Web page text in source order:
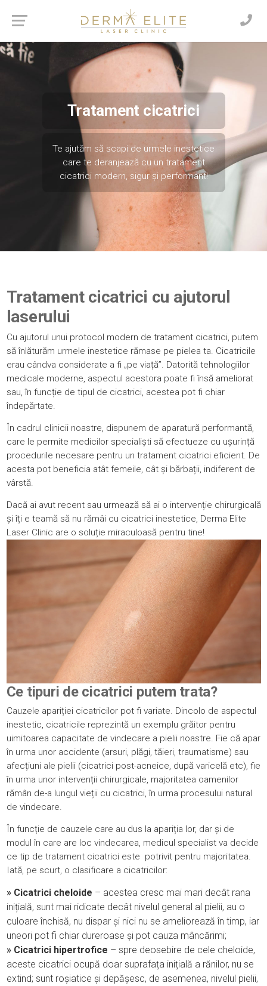
Tratament cicatrici
Te ajutăm să scapi de urmele inestetice
care te deranjează cu un tratament
cicatrici modern, sigur și performant!
Tratament cicatrici cu ajutorul
laserului
Cu ajutorul unui protocol modern de tratament cicatrici, putem
să înlăturăm urmele inestetice rămase pe pielea ta. Cicatricile
erau cândva considerate a fi „pe viață”. Datorită tehnologiilor
medicale moderne, aspectul acestora poate fi însă ameliorat
sau, în funcție de tipul de cicatrici, acestea pot fi chiar
îndepărtate.
În cadrul clinicii noastre, dispunem de aparatură performantă,
care le permite medicilor specialiști să efectueze cu ușurință
procedurile necesare pentru un tratament cicatrici eficient. De
acesta pot beneficia atât femeile, cât și bărbații, indiferent de
vârstă.
Dacă ai avut recent sau urmează să ai o intervenție chirurgicală
și îți e teamă să nu rămâi cu cicatrici inestetice, Derma Elite
Laser Clinic are o soluție miraculoasă pentru tine!
Ce tipuri de cicatrici putem trata?
Cauzele apariției cicatricilor pot fi variate. Dincolo de aspectul
inestetic, cicatricile reprezintă un exemplu grăitor pentru
uimitoarea capacitate de vindecare a pielii noastre. Fie că apar
în urma unor accidente (arsuri, plăgi, tăieri, traumatisme) sau
afecțiuni ale pielii (cicatrici post-acneice, după varicelă etc), fie
în urma unor intervenții chirurgicale, majoritatea oamenilor
rămân de-a lungul vieții cu cicatrici, în urma procesului natural
de vindecare.
În funcție de cauzele care au dus la apariția lor, dar și de
modul în care are loc vindecarea, medicul specialist va decide
ce tip de tratament cicatrici este potrivit pentru majoritatea.
Iată, pe scurt, o clasificare a cicatricilor:
» Cicatrici cheloide – acestea cresc mai mari decât rana
inițială, sunt mai ridicate decât nivelul general al pielii, au o
culoare închisă, nu dispar și nici nu se ameliorează în timp, iar
uneori pot fi chiar dureroase și pot cauza mâncărimi;
» Cicatrici hipertrofice – spre deosebire de cele cheloide,
aceste cicatrici ocupă doar suprafața inițială a rănilor, nu se
extind; sunt roșiatice și depășesc, de asemenea, nivelul pielii,